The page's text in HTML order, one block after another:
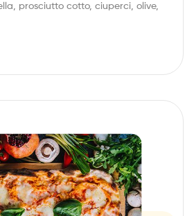
prosciutto cotto, ciuperci, olive,